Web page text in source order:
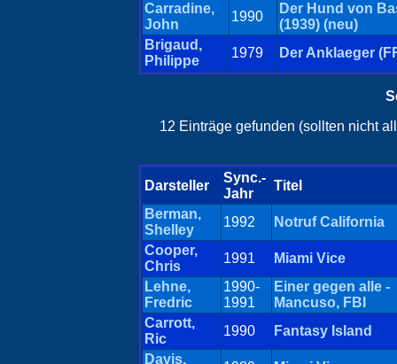
Carradine,
John
1990
Der Hund von
(1939) (neu)
Brigaud,
Philippe
1979 Der Anklaeger
12 Einträge gefunden (sollten nicht
Darsteller
Sync.-
Jahr
Titel
Berman,
Shelley
1992
Notruf California
Cooper,
Chris
1991
Miami Vice
Lehne,
Fredric
1990-
1991
Einer gegen alle -
Mancuso, FBI
Carrott,
Ric
1990
Fantasy Island
Davis,